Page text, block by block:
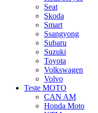
Seat
Skoda
Smart
Ssangyong
Subaru
Suzuki
Toyota
Volkswagen
Volvo
Teste MOTO
CAN AM
Honda Moto